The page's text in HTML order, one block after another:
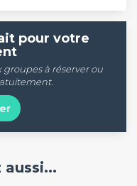
pour votre
groupes à réserver ou
aussi...